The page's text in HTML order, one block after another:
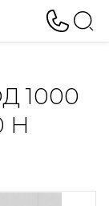
1000
Н